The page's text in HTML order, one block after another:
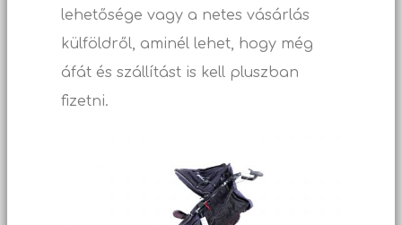
lehetősége vagy a netes vásárlás
külföldről, aminél lehet, hogy még
áfát és szállítást is kell pluszban
fizetni.